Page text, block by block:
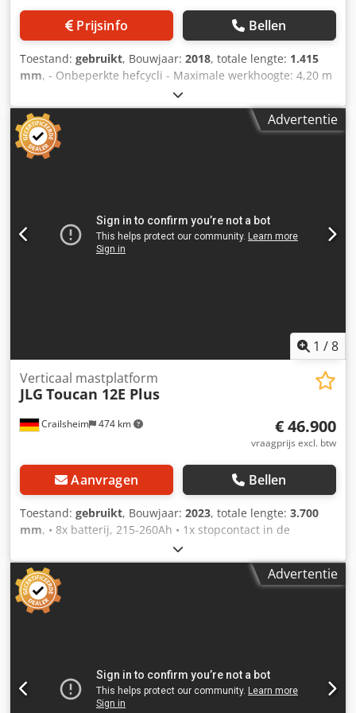
Prijsinfo Bellen
Toestand: gebruikt, Bouwjaar: 2018, totale lengte: 1.415
mm, - Onbeperkte hefcycli - Maximale werkhoogte: 4,20 m
- Maximale platformhoogte: 2,20 m - Standvlak: 1,28 x 700
mm - Toegestane draagkracht: 150 kg (1 persoon plus
gereedschap) - Maximale handkracht: 200 N - Maximale
hellingshoek: 0 graden - Maximale windsnelheid: alleen
voor gebruik binnenshuis, 0 mph - Maximale wielbelasting:
vergrendeling
Advertentie
1 /8
Crailsheim 474 km
Verticaal mastplatform
JLG Toucan 12E Plus
€ 46.900
vraagprijs excl. btw
Aanvragen Bellen
Toestand: gebruikt, Bouwjaar: 2023, totale lengte: 3.700
mm, • 8x batterij, 215-260Ah • 1x stopcontact in de
werkbak • FI-schakelaar (aardlekschakelaar) • Generator •
Ingebouwde acculader • Maximale bodemdruk 14,0 kg/cm²
• Rijsnelheid – neergelaten 6,0 km/u • Draaicirkel – buiten
2,60 m Dodpfxsxd Hrfj Ambsck • Draaicirkel – binnen 0,75
m • Klimvermogen 30% • Werkhoogte 12,65 m • Werkbereik
4,14 m • Werkarm – verticale werkbereik 120° (+60° / −60°) •
Achteringang met schuifgrendel • Volledig proportionele
Advertentie